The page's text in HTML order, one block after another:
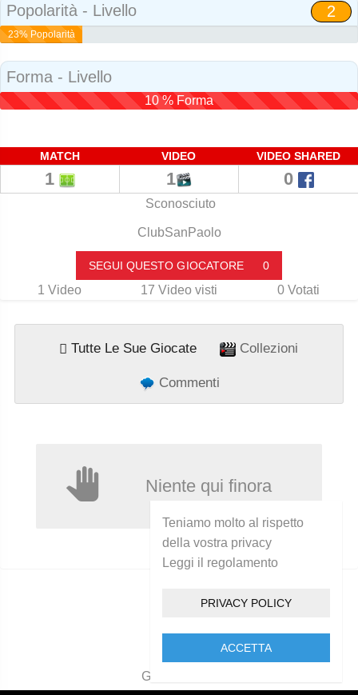
Popolarità - Livello 2
23% Popolarità
Forma - Livello
10 % Forma
MATCH VIDEO VIDEO SHARED
1 1 0
Sconosciuto
ClubSanPaolo
SEGUI QUESTO GIOCATORE 0
1 Video 17 Video visti 0 Votati
Tutte Le Sue Giocate Collezioni
Commenti
Niente qui finora
Teniamo molto al rispetto
della vostra privacy
Leggi il regolamento
PRIVACY POLICY
ACCETTA
Golcam 2021